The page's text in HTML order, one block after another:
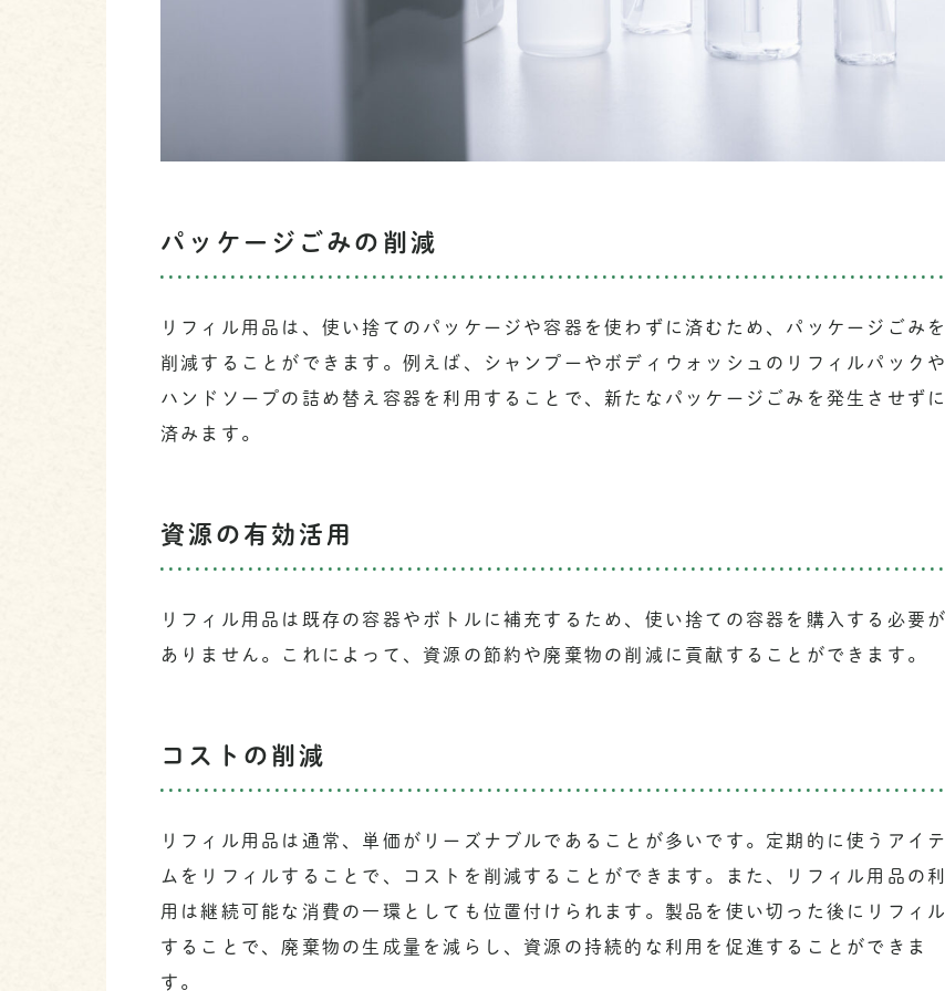
パッケージごみの削減
リフィル用品は、使い捨てのパッケージや容器を使わずに済むため、パッケージごみを
削減することができます。例えば、シャンプーやボディウォッシュのリフィルパックや
ハンドソープの詰め替え容器を利用することで、新たなパッケージごみを発生させずに
済みます。
資源の有効活用
リフィル用品は既存の容器やボトルに補充するため、使い捨ての容器を購入する必要が
ありません。これによって、資源の節約や廃棄物の削減に貢献することができます。
コストの削減
リフィル用品は通常、単価がリーズナブルであることが多いです。定期的に使うアイテ
ムをリフィルすることで、コストを削減することができます。また、リフィル用品の利
用は継続可能な消費の一環としても位置付けられます。製品を使い切った後にリフィル
することで、廃棄物の生成量を減らし、資源の持続的な利用を促進することができま
す。